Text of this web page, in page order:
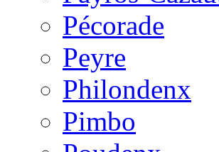
Pécorade
Peyre
Philondenx
Pimbo